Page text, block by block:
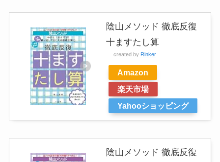
陰山メソッド 徹底反復
十ますたし算
created by Rinker
Amazon
楽天市場
Yahooショッピング
陰山メソッド 徹底反復